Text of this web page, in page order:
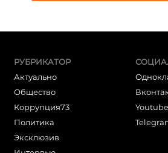
РУБРИКАТОР
Актуально
Общество
Коррупция73
Политика
Эксклюзив
Youtube